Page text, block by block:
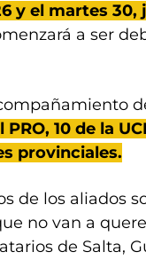
y el martes 30,
a ser
10 de la
provinciales.
de los aliados
no van a
de Salta,